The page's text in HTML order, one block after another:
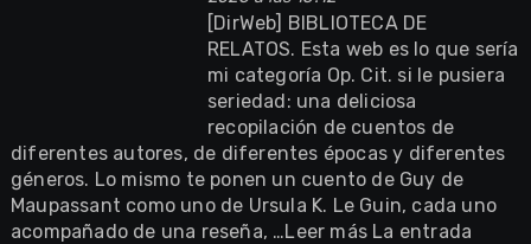
[DirWeb] BIBLIOTECA DE
RELATOS. Esta web es lo que sería
mi categoría Op. Cit. si le pusiera
seriedad: una deliciosa
recopilación de cuentos de
diferentes autores, de diferentes épocas y diferentes
géneros. Lo mismo te ponen un cuento de Guy de
Maupassant como uno de Ursula K. Le Guin, cada uno
acompañado de una reseña, …Leer más La entrada